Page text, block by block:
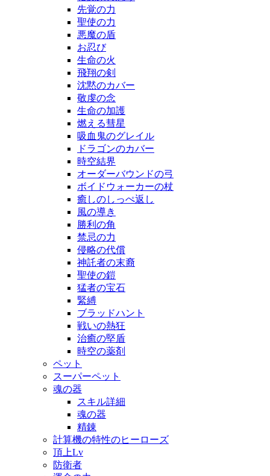
先覚の力
聖使の力
悪魔の盾
お忍び
生命の火
飛翔の剣
沈黙のカバー
敬虔の念
生命の加護
燃える彗星
吸血鬼のグレイル
ドラゴンのカバー
時空結界
オーダーバウンドの弓
ボイドウォーカーの杖
癒しのしっぺ返し
風の導き
勝利の角
禁忌の力
侵略の代償
神託者の末裔
聖使の鎧
猛者の宝石
緊縛
ブラッドハント
戦いの熱狂
治癒の堅盾
時空の薬剤
ペット
スーパーペット
魂の器
スキル詳細
魂の器
精錬
計算機の特性のヒーローズ
頂上Lv
防衛者